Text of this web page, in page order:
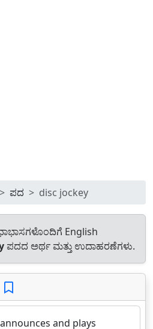
ಪದ disc jockey
English
ಪದದ ಅರ್ಥ ಮತ್ತು ಉದಾಹರಣೆಗಳು.
and plays